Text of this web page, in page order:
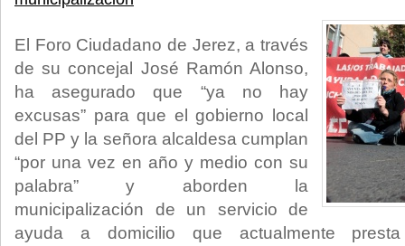
El Foro Ciudadano de Jerez, a través
de su concejal José Ramón Alonso,
ha asegurado que “ya no hay
excusas” para que el gobierno local
del PP y la señora alcaldesa cumplan
“por una vez en año y medio con su
palabra” y aborden la
municipalización de un servicio de
ayuda a domicilio que actualmente